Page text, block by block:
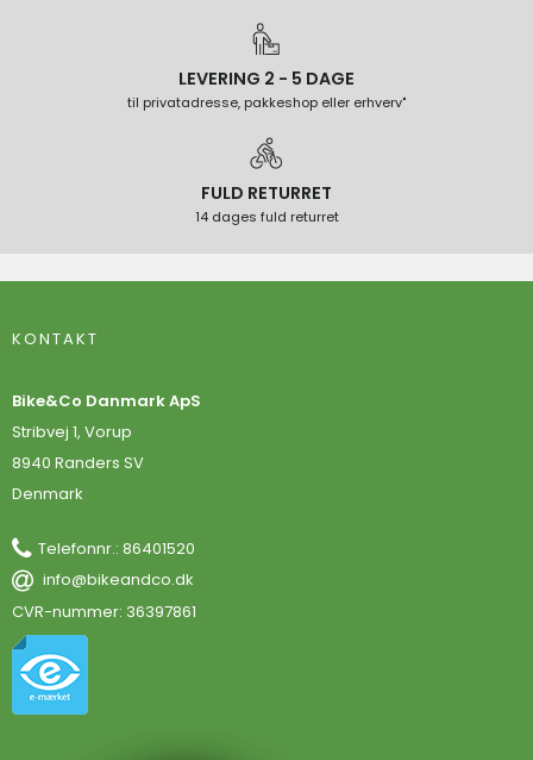
LEVERING 2 - 5 DAGE
til privatadresse, pakkeshop eller erhverv"
FULD RETURRET
14 dages fuld returret
KONTAKT
Bike&Co Danmark ApS
Stribvej 1, Vorup
8940 Randers SV
Denmark
Telefonnr.: 86401520
info@bikeandco.dk
CVR-nummer: 36397861